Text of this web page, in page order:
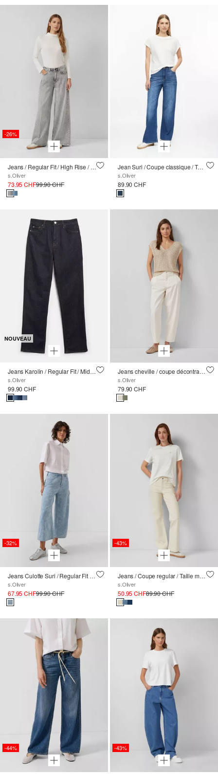
-26%
Jeans / Regular Fit / High Rise / Extra Wide Leg
s.Oliver
73.95 CHF99.90 CHF
Jean Suri / Coupe classique / Taille haute / Jambe large
s.Oliver
89.90 CHF
NOUVEAU
Jeans Karolin / Regular Fit / Mid Rise / Straight Leg
s.Oliver
99.90 CHF
Jeans cheville / coupe décontractée / taille haute / jambe baril
s.Oliver
79.90 CHF
-32%
Jeans Culotte Suri / Regular Fit / High Rise / Wide Leg / en denim jacquard
s.Oliver
67.95 CHF99.90 CHF
-43%
Jeans / Coupe regular / Taille moyenne / Flared Leg / Ourlet effiloché
s.Oliver
50.95 CHF89.90 CHF
-44% -43%